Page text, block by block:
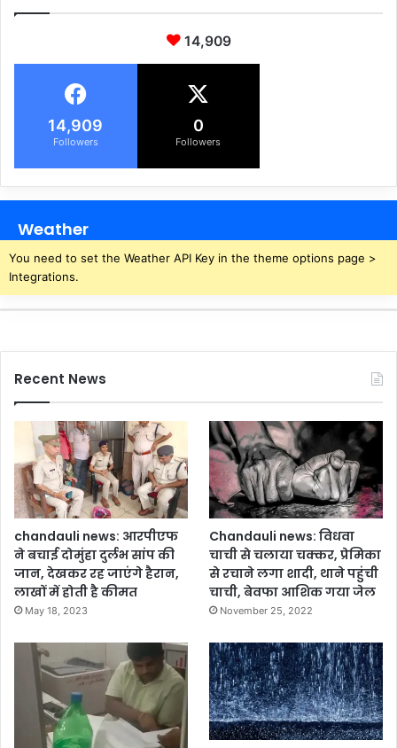
14,909
14,909
Followers
0
Followers
Weather
You need to set the Weather API Key in the theme options page >
Integrations.
Recent News
chandauli news: आरपीएफ
ने बचाई दोमुंहा दुर्लभ सांप की
जान, देखकर रह जाएंगे हैरान,
लाखों में होती है कीमत
May 18, 2023
Chandauli news: विधवा
चाची से चलाया चक्कर, प्रेमिका
से रचाने लगा शादी, थाने पहुंची
चाची, बेवफा आशिक गया जेल
November 25, 2022